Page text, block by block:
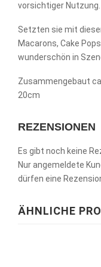
vorsichtiger Nutzung.
Setzten sie mit
Macarons, Cake
wunderschön in
Zusammengebaut
20cm
REZENSIONEN
Es gibt noch keine
Nur angemeldete
dürfen eine
ÄHNLICHE